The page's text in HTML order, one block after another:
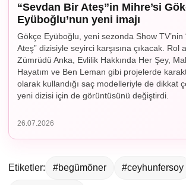
“Sevdan Bir Ateş”in Mihre’si
Eyüboğlu’nun yeni imajı
Gökçe Eyüboğlu, yeni sezonda Show TV’nin
Ateş” dizisiyle seyirci karşısına çıkacak. Rol
Zümrüdü Anka, Evlilik Hakkında Her Şey,
Hayatım ve Ben Leman gibi projelerde
olarak kullandığı saç modelleriyle de dikkat
yeni dizisi için de görüntüsünü değiştirdi.
26.07.2026
Etiketler: #begümöner #ceyhunfersoy